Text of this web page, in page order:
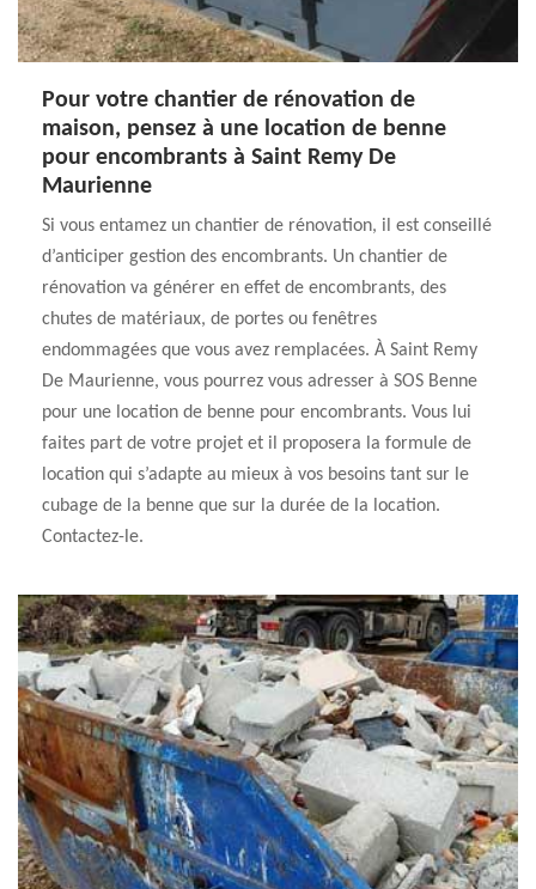
Pour votre chantier de rénovation de
maison, pensez à une location de benne
pour encombrants à Saint Remy De
Maurienne
Si vous entamez un chantier de rénovation, il est conseillé
d’anticiper gestion des encombrants. Un chantier de
rénovation va générer en effet de encombrants, des
chutes de matériaux, de portes ou fenêtres
endommagées que vous avez remplacées. À Saint Remy
De Maurienne, vous pourrez vous adresser à SOS Benne
pour une location de benne pour encombrants. Vous lui
faites part de votre projet et il proposera la formule de
location qui s’adapte au mieux à vos besoins tant sur le
cubage de la benne que sur la durée de la location.
Contactez-le.